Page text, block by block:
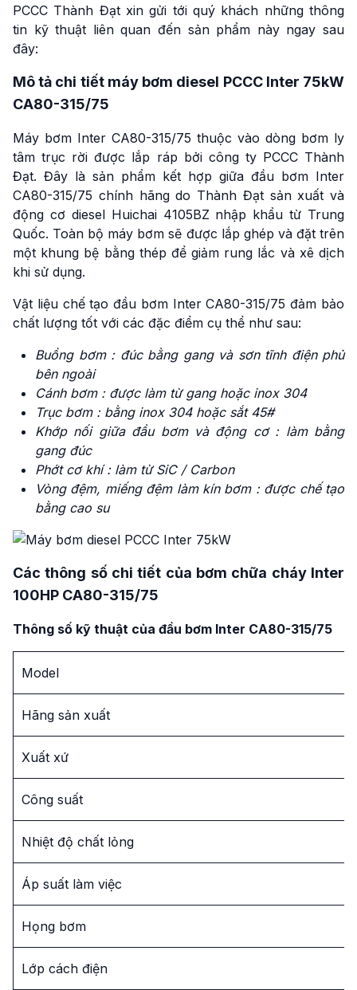
PCCC Thành Đạt xin gửi tới quý khách những thông
tin kỹ thuật liên quan đến sản phẩm này ngay sau
đây:
Mô tả chi tiết máy bơm diesel PCCC Inter 75kW
CA80-315/75
Máy bơm Inter CA80-315/75 thuộc vào dòng bơm ly
tâm trục rời được lắp ráp bởi công ty PCCC Thành
Đạt. Đây là sản phẩm kết hợp giữa đầu bơm Inter
CA80-315/75 chính hãng do Thành Đạt sản xuất và
động cơ diesel Huichai 4105BZ nhập khẩu từ Trung
Quốc. Toàn bộ máy bơm sẽ được lắp ghép và đặt trên
một khung bệ bằng thép để giảm rung lắc và xê dịch
khi sử dụng.
Vật liệu chế tạo đầu bơm Inter CA80-315/75 đảm bảo
chất lượng tốt với các đặc điểm cụ thể như sau:
Buồng bơm : đúc bằng gang và sơn tĩnh điện phủ
bên ngoài
Cánh bơm : được làm từ gang hoặc inox 304
Trục bơm : bằng inox 304 hoặc sắt 45#
Khớp nối giữa đầu bơm và động cơ : làm bằng
gang đúc
Phớt cơ khí : làm từ SiC / Carbon
Vòng đệm, miếng đệm làm kín bơm : được chế tạo
bằng cao su
Các thông số chi tiết của bơm chữa cháy Inter
100HP CA80-315/75
Thông số kỹ thuật của đầu bơm Inter CA80-315/75
Model
Hãng sản xuất
Xuất xứ
Công suất
Nhiệt độ chất lỏng
Áp suất làm việc
Họng bơm
Lớp cách điện